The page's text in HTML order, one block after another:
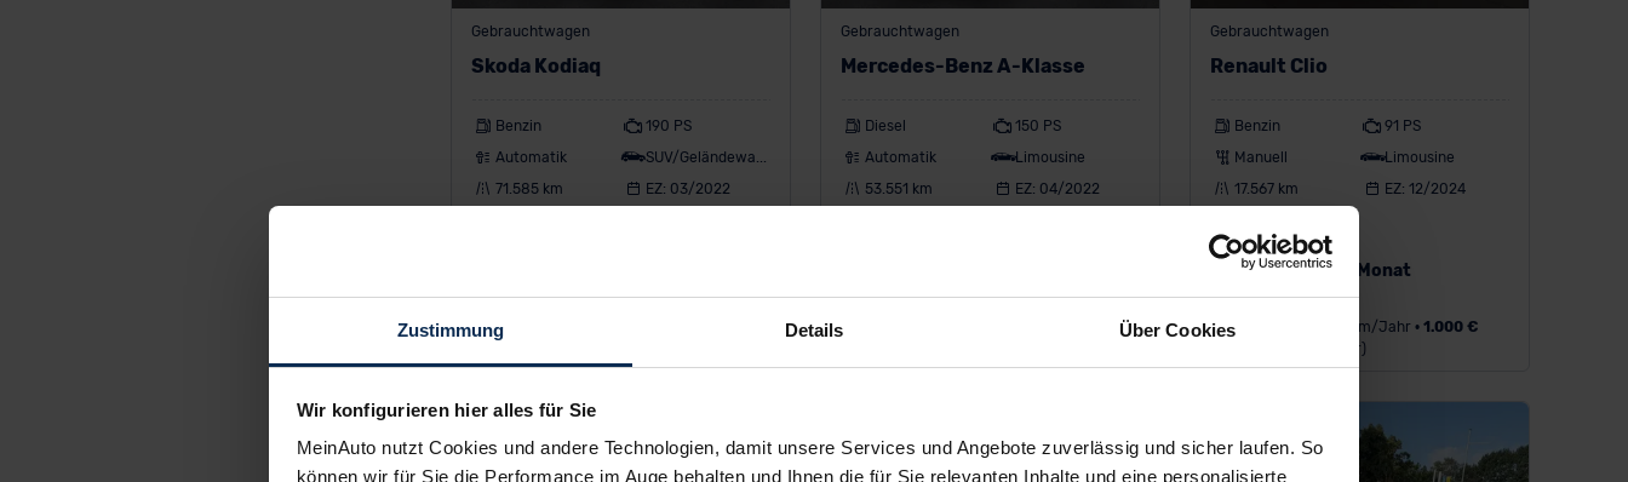
Zustimmung Details Über Cookies
Wir konfigurieren hier alles für Sie
MeinAuto nutzt Cookies und andere Technologien, damit unsere Services und Angebote zuverlässig und sicher laufen. So
können wir für Sie die Performance im Auge behalten und Ihnen die für Sie relevanten Inhalte und eine personalisierte
Gebrauchtwagen
Skoda Kodiaq
Benzin
190 PS
Automatik
SUV/Geländewagen
71.585 km
EZ: 03/2022
60Monate •
Gebrauchtwagen
Mercedes-Benz A-Klasse
Diesel
150 PS
Automatik
Limousine
53.551 km
EZ: 04/2022
60
Gebrauchtwagen
Renault Clio
Benzin
91 PS
Manuell
Limousine
17.567 km
EZ: 12/2024
172 € /Monat
60Monate • km/Jahr •1.000 €
Anzahlung (anpassbar)